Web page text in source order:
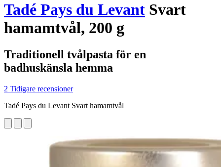
Tadé Pays du Levant Svart
hamamtvål, 200 g
Traditionell tvålpasta för en
badhuskänsla hemma
2 Tidigare recensioner
Tadé Pays du Levant Svart hamamtvål